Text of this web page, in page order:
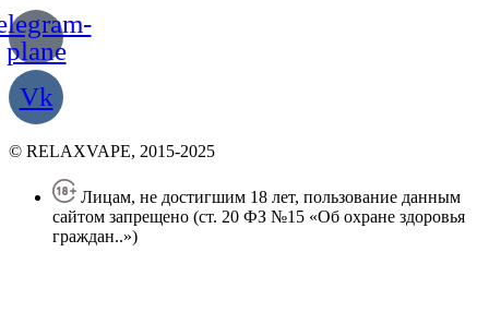
plane
Vk
© RELAXVAPE, 2015-2025
Лицам, не достигшим 18 лет, пользование данным
сайтом запрещено (ст. 20 ФЗ №15 «Об охране здоровья
граждан..»)